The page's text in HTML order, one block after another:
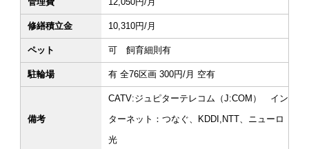
修繕積立金 10,310円/月
ペット 可 飼育細則有
駐輪場 有 全76区画 300円/月 空有
備考
CATV:ジュピターテレコム（J:COM） イン
ターネット：つなぐ、KDDI,NTT、ニューロ
光